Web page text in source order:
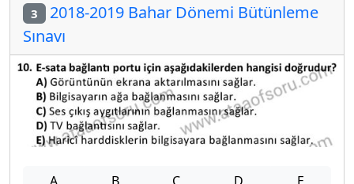
3 2018-2019 Bahar Dönemi Bütünleme
Sınavı